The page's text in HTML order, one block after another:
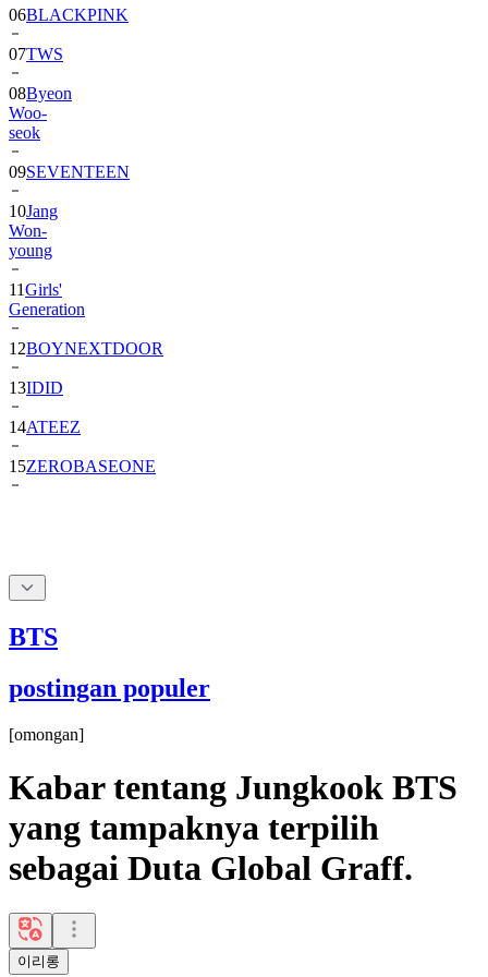
06BLACKPINK
07TWS
08Byeon
Woo-
seok
09SEVENTEEN
10Jang
Won-
young
11Girls'
Generation
12BOYNEXTDOOR
13IDID
14ATEEZ
15ZEROBASEONE
BTS
postingan populer
[omongan]
Kabar tentang Jungkook BTS
yang tampaknya terpilih
sebagai Duta Global Graff.
이리롱